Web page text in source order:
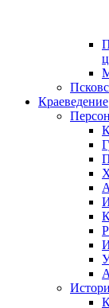
Краеведение